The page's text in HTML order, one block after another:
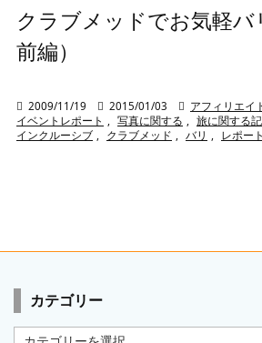
クラブメッドでお気軽バ
前編）
 2009/11/19  2015/01/03  アフィリエイ
イベントレポート
写真に関する 旅に関する
インクルーシブ
クラブメッド バリ レポート
カテゴリー